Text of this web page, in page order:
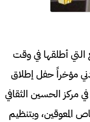
أطلقها في وقت
مؤخراً حفل إطلاق
مركز الحسين الثقافي
المعوقين، وبتنظيم